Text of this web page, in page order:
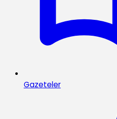
Gazeteler